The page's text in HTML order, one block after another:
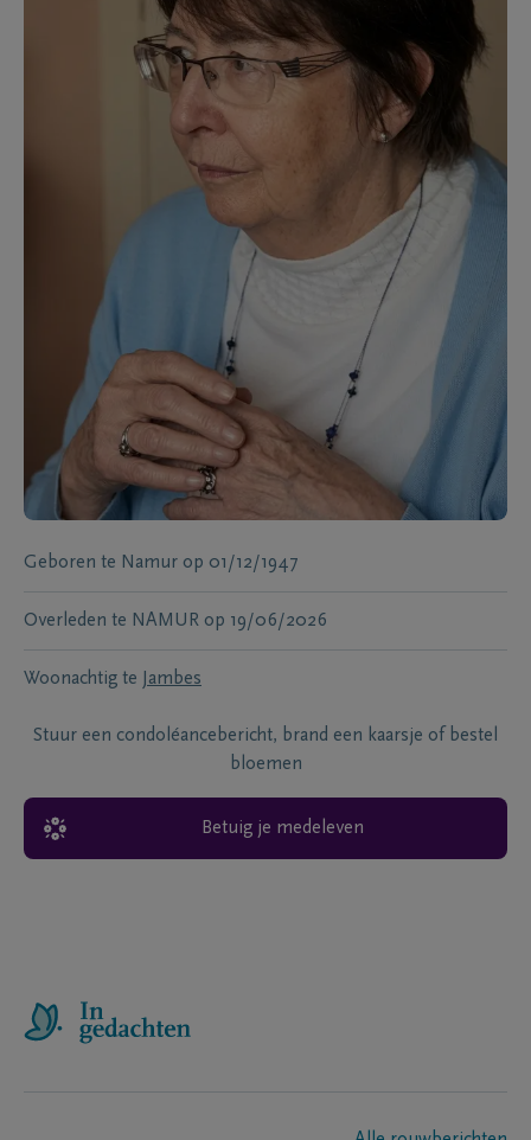
Geboren te Namur op 01/12/1947
Overleden te NAMUR op 19/06/2026
Woonachtig te Jambes
Stuur een condoléancebericht, brand een kaarsje of bestel
bloemen
Betuig je medeleven